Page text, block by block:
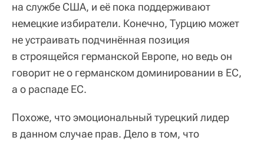
на службе США, и её пока поддерживают
немецкие избиратели. Конечно, Турцию может
не устраивать подчинённая позиция
в строящейся германской Европе, но ведь он
говорит не о германском доминировании в ЕС,
а о распаде ЕС.
Похоже, что эмоциональный турецкий лидер
в данном случае прав. Дело в том, что